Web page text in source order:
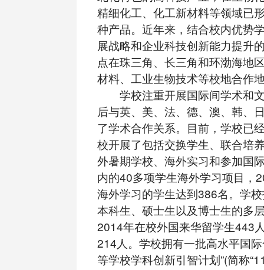
精细化工、化工新材料等领域已
种产品。近年来，结合校内优势
展战略和企业科技创新能力提升
点在珠三角、长三角和环渤海地
材料、工业生物技术等校地合作
学校注重开展国际间学术和
后与英、美、法、德、澳、韩、
了学术合作关系。目前，学校已
校开展了包括交换学生、联合培
外暑期学校、海外实习和参加国
内的40多项学生海外学习项目，
海外学习的学生达到386名。学
本科生、硕士生以及博士生的多
2014年在校外国来华留学生443
214人。学校拥有一批高水平国
等学校学科创新引智计划”(简称